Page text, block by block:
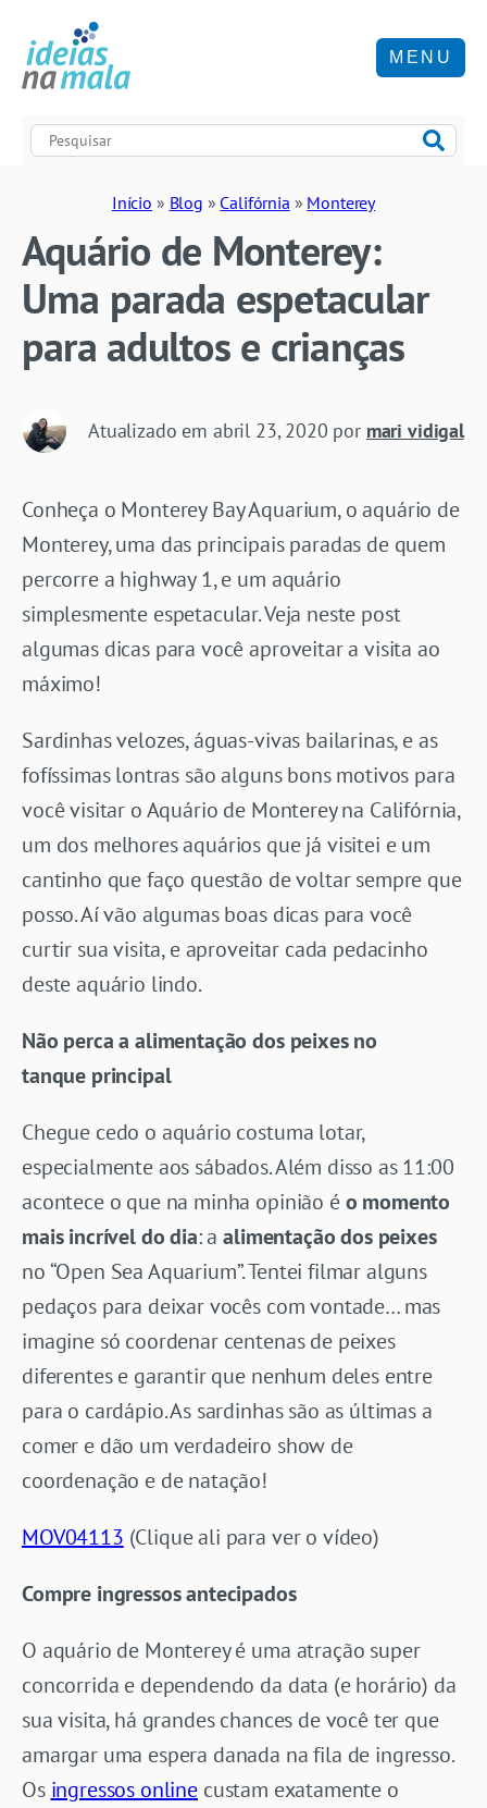
MENU
Início » Blog » Califórnia » Monterey
Aquário de Monterey:
Uma parada espetacular
para adultos e crianças
Atualizado em abril 23, 2020 por mari vidigal
Conheça o Monterey Bay Aquarium, o aquário de
Monterey, uma das principais paradas de quem
percorre a highway 1, e um aquário
simplesmente espetacular. Veja neste post
algumas dicas para você aproveitar a visita ao
máximo!
Sardinhas velozes, águas-vivas bailarinas, e as
fofíssimas lontras são alguns bons motivos para
você visitar o Aquário de Monterey na Califórnia,
um dos melhores aquários que já visitei e um
cantinho que faço questão de voltar sempre que
posso. Aí vão algumas boas dicas para você
curtir sua visita, e aproveitar cada pedacinho
deste aquário lindo.
Não perca a alimentação dos peixes no
tanque principal
Chegue cedo o aquário costuma lotar,
especialmente aos sábados. Além disso as 11:00
acontece o que na minha opinião éo momento
mais incrível do dia: aalimentação dos peixes
no “Open Sea Aquarium”. Tentei filmar alguns
pedaços para deixar vocês com vontade… mas
imagine só coordenar centenas de peixes
diferentes e garantir que nenhum deles entre
para o cardápio. As sardinhas são as últimas a
comer e dão um verdadeiro show de
coordenação e de natação!
MOV04113 (Clique ali para ver o vídeo)
Compre ingressos antecipados
O aquário de Monterey é uma atração super
concorrida e dependendo da data (e horário) da
sua visita, há grandes chances de você ter que
amargar uma espera danada na fila de ingresso.
Os ingressos onlinecustam exatamente o